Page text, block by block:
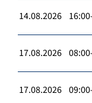
14.08.2026
17.08.2026
17.08.2026